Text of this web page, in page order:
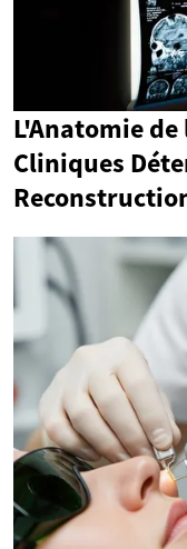
L'Anatomie
Cliniques